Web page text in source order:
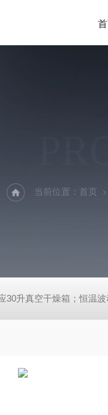
当前位置： 首页
30升真空干燥箱；恒温